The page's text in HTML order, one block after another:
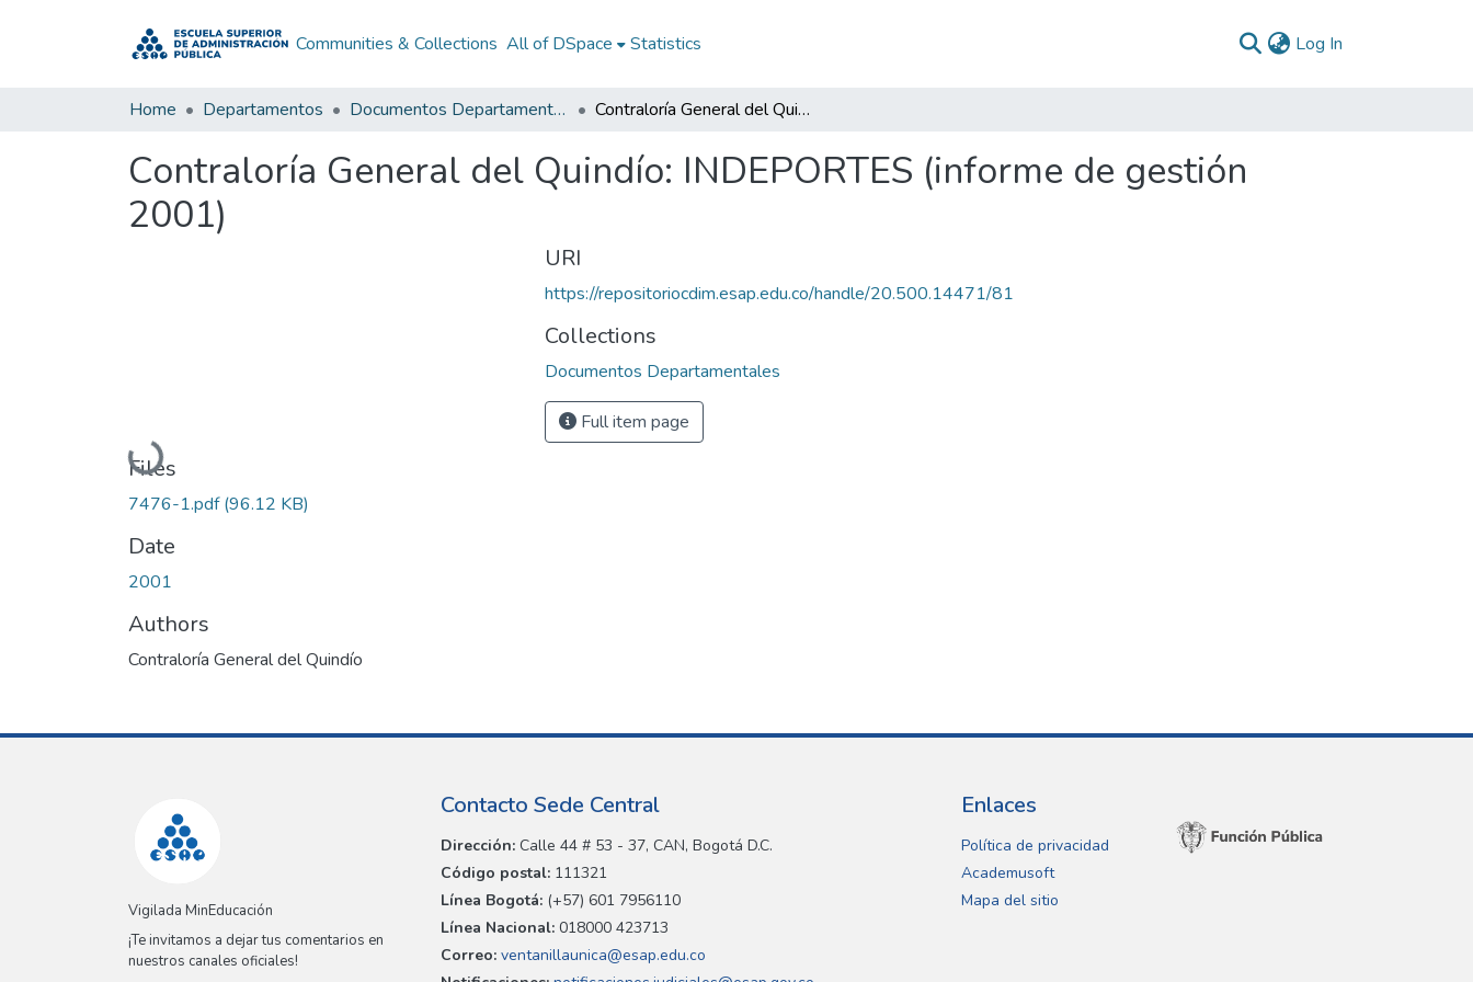
Communities & Collections All of DSpace Statistics Log In
Home Departamentos Documentos Departamentales Contraloría General del Quindío: INDEPORTES (informe de gestión 2001)
Contraloría General del Quindío: INDEPORTES (informe de gestión
2001)
Loading...
Files
7476-1.pdf(96.12 KB)
Date
2001
Authors
Contraloría General del Quindío
URI
https://repositoriocdim.esap.edu.co/handle/20.500.14471/81
Collections
Documentos Departamentales
Full item page
Vigilada MinEducación
¡Te invitamos a dejar tus comentarios en
nuestros canales oficiales!
Contacto Sede Central
Dirección: Calle 44 # 53 - 37, CAN, Bogotá D.C.
Código postal: 111321
Línea Bogotá: (+57) 601 7956110
Línea Nacional: 018000 423713
Correo: ventanillaunica@esap.edu.co
Enlaces
Política de privacidad
Academusoft
Mapa del sitio